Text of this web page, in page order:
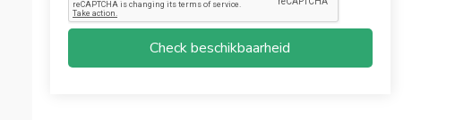
Check beschikbaarheid